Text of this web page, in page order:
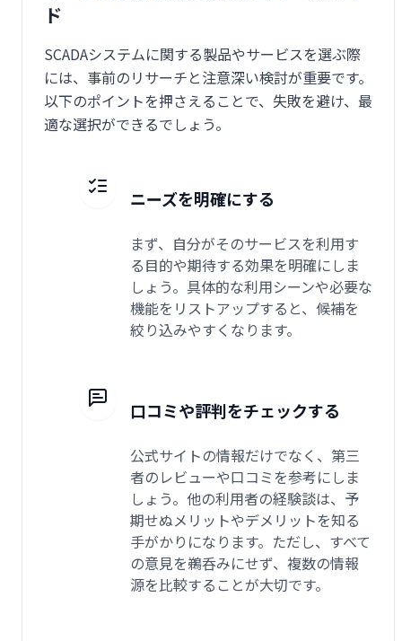
ド
SCADAシステムに関する製品やサービスを選ぶ際
には、事前のリサーチと注意深い検討が重要です。
以下のポイントを押さえることで、失敗を避け、最
適な選択ができるでしょう。
ニーズを明確にする
まず、自分がそのサービスを利用す
る目的や期待する効果を明確にしま
しょう。具体的な利用シーンや必要な
機能をリストアップすると、候補を
絞り込みやすくなります。
口コミや評判をチェックする
公式サイトの情報だけでなく、第三
者のレビューや口コミを参考にしま
しょう。他の利用者の経験談は、予
期せぬメリットやデメリットを知る
手がかりになります。ただし、すべて
の意見を鵜呑みにせず、複数の情報
源を比較することが大切です。